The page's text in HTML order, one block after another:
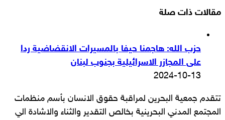
مقالات ذات صلة
حزب الله: هاجمنا حيفا بالمسيرات الانقضاضية ردا
على المجازر الاسرائيلية بجنوب لبنان
2024-10-13
تتقدم جمعية البحرين لمراقبة حقوق الانسان بأسم منظمات
المجتمع المدني البحرينية بخالص التقدير والثناء والاشادة الي